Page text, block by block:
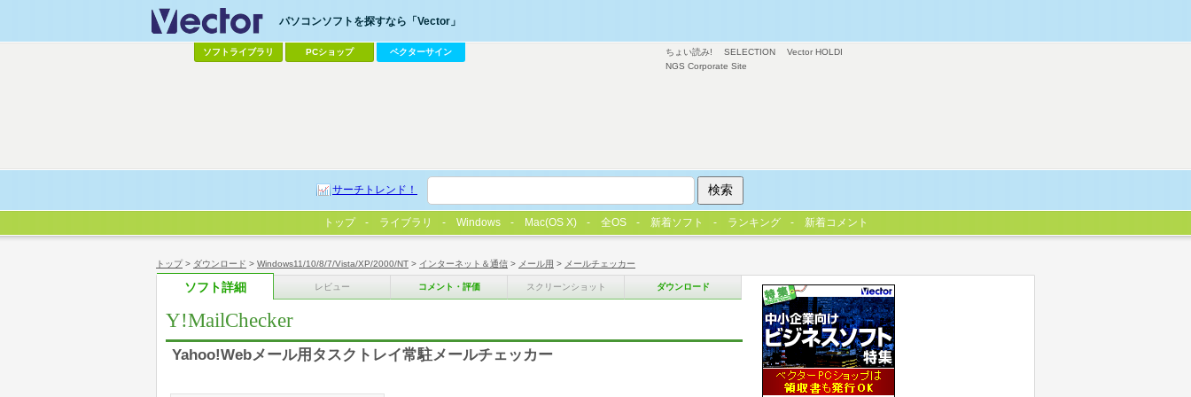
トップ> ダウンロード > Windows11/10/8/7/Vista/XP/2000/NT > インターネット＆通信 > メール用 > メールチェッカー
ソフト詳細 レビュー コメント・評価 スクリーンショット ダウンロード
Y!MailChecker
Yahoo!Webメール用タスクトレイ常駐メールチェッカー
ちょい読み! SELECTION
Vector HOLDI
NGS Corporate Site
パソコンソフトを探すなら「Vector」
ソフトライブラリ PCショップ ベクターサイン
サーチトレンド！
トップ ライブラリ Windows Mac(OS X) 全OS 新着ソフト ランキング 新着コメント